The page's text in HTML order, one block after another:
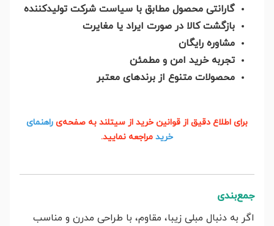
گارانتی محصول مطابق با سیاست شرکت تولیدکننده
بازگشت کالا در صورت ایراد یا مغایرت
مشاوره رایگان
تجربه خرید امن و مطمئن
محصولات متنوع از برندهای معتبر
برای اطلاع دقیق از قوانین خرید از سیتلند به صفحه‌ی راهنمای
خرید مراجعه نمایید.
جمع‌بندی
اگر به دنبال مبلی زیبا، مقاوم، با طراحی مدرن و مناسب